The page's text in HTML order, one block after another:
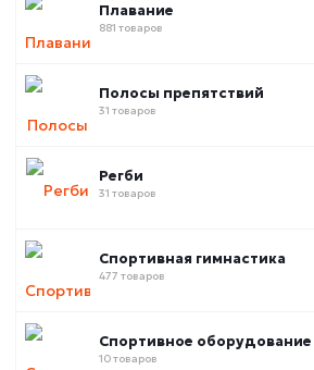
Плавание
881 товаров
Полосы препятствий
31 товаров
Регби
31 товаров
Спортивная гимнастика
477 товаров
Спортивное
10 товаров